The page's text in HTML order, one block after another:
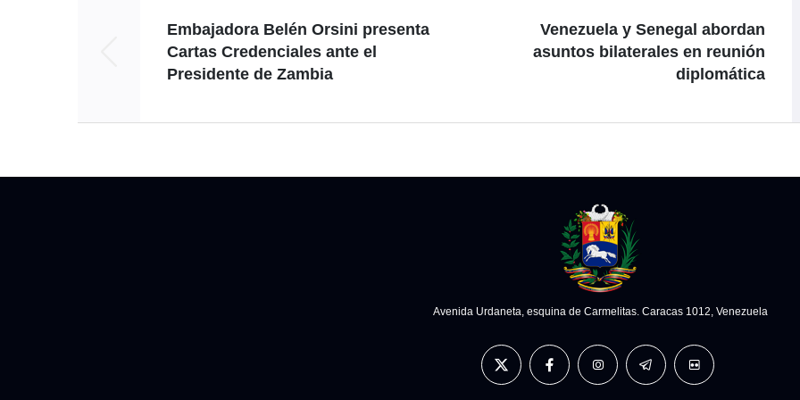
Embajadora Belén Orsini presenta
Cartas Credenciales ante el
Presidente de Zambia
Venezuela y Senegal abordan
asuntos bilaterales en reunión
diplomática
Avenida Urdaneta, esquina de Carmelitas. Caracas 1012, Venezuela